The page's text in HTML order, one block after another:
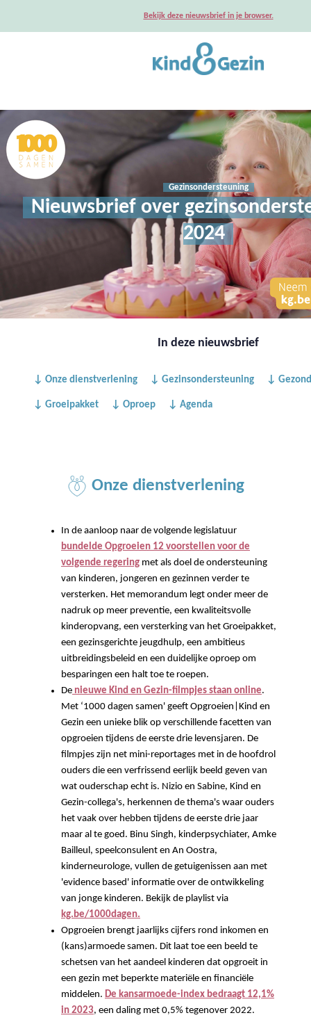
Bekijk deze nieuwsbrief in je browser.
Gezinsondersteuning
Nieuwsbrief over
2024
In deze nieuwsbrief
↓ Onze dienstverlening ↓ Gezinsondersteuning ↓
↓ Groeipakket ↓ Oproep ↓ Agenda
Onze dienstverlening
In de aanloop naar de volgende legislatuur
bundelde Opgroeien 12 voorstellen voor de
volgende regering met als doel de ondersteuning
van kinderen, jongeren en gezinnen verder te
versterken. Het memorandum legt onder meer de
nadruk op meer preventie, een kwaliteitsvolle
kinderopvang, een versterking van het Groeipakket,
een gezinsgerichte jeugdhulp, een ambitieus
uitbreidingsbeleid en een duidelijke oproep om
besparingen een halt toe te roepen.
De nieuwe Kind en Gezin-filmpjes staan online.
Met ‘1000 dagen samen' geeft Opgroeien|Kind en
Gezin een unieke blik op verschillende facetten van
opgroeien tijdens de eerste drie levensjaren. De
filmpjes zijn net mini-reportages met in de hoofdrol
ouders die een verfrissend eerlijk beeld geven van
wat ouderschap echt is. Nizio en Sabine, Kind en
Gezin-collega's, herkennen de thema's waar ouders
het vaak over hebben tijdens de eerste drie jaar
maar al te goed. Binu Singh, kinderpsychiater, Amke
Bailleul, speelconsulent en An Oostra,
kinderneurologe, vullen de getuigenissen aan met
'evidence based' informatie over de ontwikkeling
van jonge kinderen. Bekijk de playlist via
kg.be/1000dagen.
Opgroeien brengt jaarlijks cijfers rond inkomen en
(kans)armoede samen. Dit laat toe een beeld te
schetsen van het aandeel kinderen dat opgroeit in
een gezin met beperkte materiële en financiële
middelen. De kansarmoede-index bedraagt 12,1%
in 2023, een daling met 0,5% tegenover 2022.